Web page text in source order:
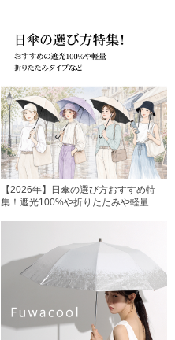
【2026年】日傘の選び方おすすめ特
集！遮光100%や折りたたみや軽量